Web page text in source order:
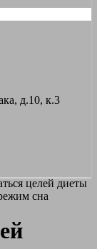
д.10, к.3
целей диеты
сна